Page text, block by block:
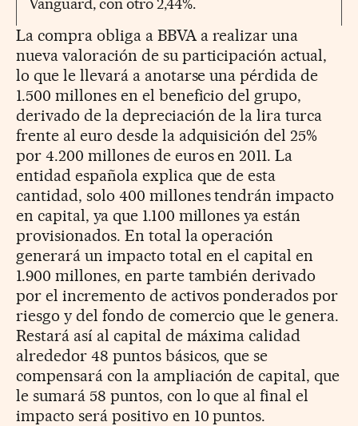
La compra obliga a BBVA a realizar una
nueva valoración de su participación actual,
lo que le llevará a anotarse una pérdida de
1.500 millones en el beneficio del grupo,
derivado de la depreciación de la lira turca
frente al euro desde la adquisición del 25%
por 4.200 millones de euros en 2011. La
entidad española explica que de esta
cantidad, solo 400 millones tendrán impacto
en capital, ya que 1.100 millones ya están
provisionados. En total la operación
generará un impacto total en el capital en
1.900 millones, en parte también derivado
por el incremento de activos ponderados por
riesgo y del fondo de comercio que le genera.
Restará así al capital de máxima calidad
alrededor 48 puntos básicos, que se
compensará con la ampliación de capital, que
le sumará 58 puntos, con lo que al final el
impacto será positivo en 10 puntos.